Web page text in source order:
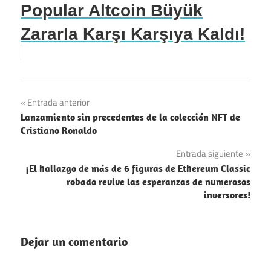
Popular Altcoin Büyük
Zararla Karşı Karşıya Kaldı!
Navegación
de
Entrada anterior
Lanzamiento sin precedentes de la colección NFT de
Cristiano Ronaldo
Entrada siguiente
¡El hallazgo de más de 6 figuras de Ethereum Classic
robado revive las esperanzas de numerosos
inversores!
Dejar un comentario